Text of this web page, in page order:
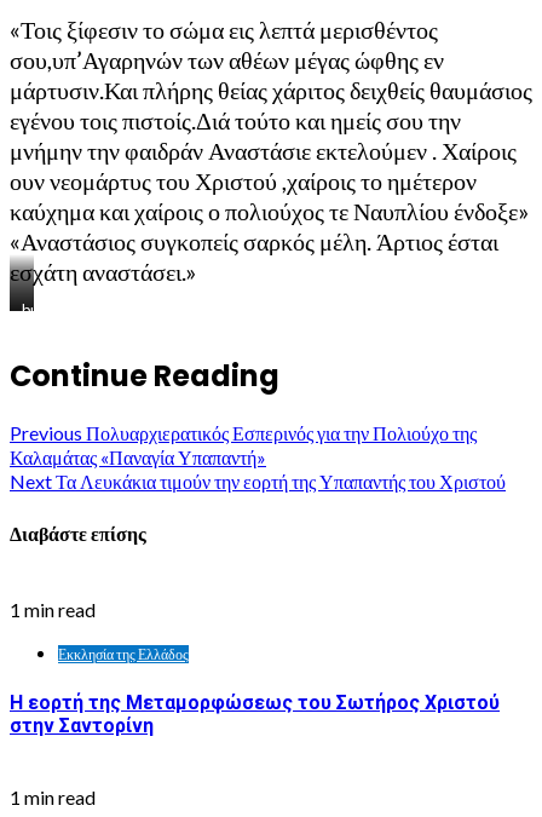
«Τοις ξίφεσιν το σώμα εις λεπτά μερισθέντος
σου,υπ’Αγαρηνών των αθέων μέγας ώφθης εν
μάρτυσιν.Και πλήρης θείας χάριτος δειχθείς θαυμάσιος
εγένου τοις πιστοίς.Διά τούτο και ημείς σου την
μνήμην την φαιδράν Αναστάσιε εκτελούμεν . Χαίροις
ουν νεομάρτυς του Χριστού ,χαίροις το ημέτερον
καύχημα και χαίροις ο πολιούχος τε Ναυπλίου ένδοξε»
«Αναστάσιος συγκοπείς σαρκός μέλη. Άρτιος έσται
εσχάτη αναστάσει.»
burst
burst
Continue Reading
Previous Πολυαρχιερατικός Εσπερινός για την Πολιούχο της
Καλαμάτας «Παναγία Υπαπαντή»
NextΤα Λευκάκια τιμούν την εορτή της Υπαπαντής του Χριστού
Διαβάστε επίσης
1 min read
Εκκλησία της Ελλάδος
Η εορτή της Μεταμορφώσεως του Σωτήρος Χριστού
στην Σαντορίνη
1 min read